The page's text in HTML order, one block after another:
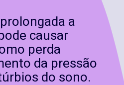
a
causar
perda
da pressão
do sono.